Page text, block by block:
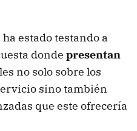
ha estado testando a
donde presentan
no solo sobre los
sino también
que este ofrecería